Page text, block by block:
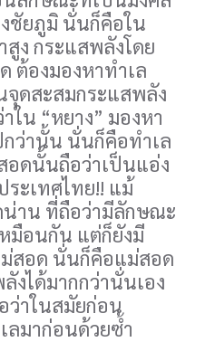
ชัยภูมิ นั่นก็คือใน
ง กระแสพลังโดย
ต้องมองหาทำเล
ดสะสมกระแสพลัง
ใน “หยาง” มองหา
ว่านั้น นั่นก็คือทำเล
อดนั้นถือว่าเป็นแอ่ง
ะเทศไทย!! แม้
น่าน ที่ถือว่ามีลักษณะ
มือนกัน แต่ก็ยังมี
ม่สอด นั่นก็คือแม่สอด
งได้มากกว่านั่นเอง
ว่าในสมัยก่อน
ลมาก่อนด้วยซ้ำ